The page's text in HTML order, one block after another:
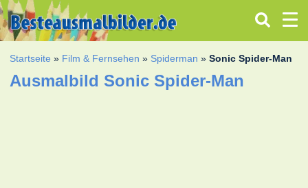
Startseite » Film & Fernsehen » Spiderman »Sonic Spider-Man
Ausmalbild Sonic Spider-Man